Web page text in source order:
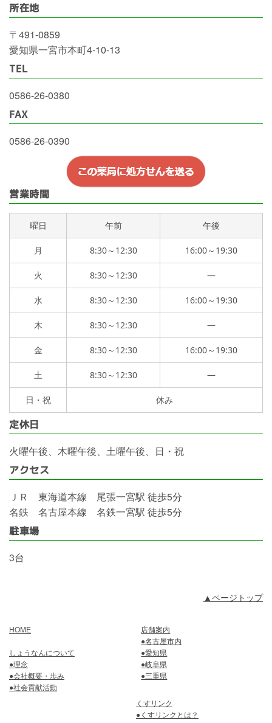
所在地
〒491-0859
愛知県一宮市本町4-10-13
TEL
0586-26-0380
FAX
0586-26-0390
営業時間
曜日 午前 午後
月 8:30～12:30 16:00～19:30
火 8:30～12:30 —
水 8:30～12:30 16:00～19:30
木 8:30～12:30 —
金 8:30～12:30 16:00～19:30
土 8:30～12:30 —
日・祝 休み
定休日
火曜午後、木曜午後、土曜午後、日・祝
アクセス
ＪＲ 東海道本線 尾張一宮駅 徒歩5分
名鉄 名古屋本線 名鉄一宮駅 徒歩5分
駐車場
3台
▲ページトップ
HOME
しょうなんについて
●理念
●会社概要・歩み
●社会貢献活動
店舗案内
●名古屋市内
●愛知県
●岐阜県
●三重県
くすリンク
●くすリンクとは？